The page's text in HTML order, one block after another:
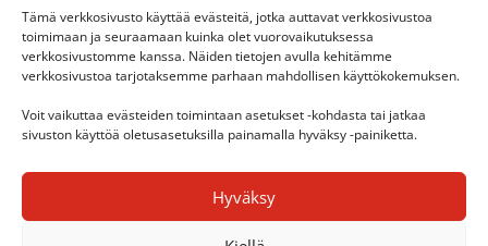
Tämä verkkosivusto käyttää evästeitä, jotka auttavat verkkosivustoa
toimimaan ja seuraamaan kuinka olet vuorovaikutuksessa
verkkosivustomme kanssa. Näiden tietojen avulla kehitämme
verkkosivustoa tarjotaksemme parhaan mahdollisen käyttökokemuksen.
Voit vaikuttaa evästeiden toimintaan asetukset -kohdasta tai jatkaa
sivuston käyttöä oletusasetuksilla painamalla hyväksy -painiketta.
Hyväksy
Ihmiset
Konserni
Ota yhteyttä